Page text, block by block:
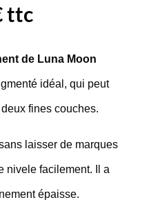
ttc
de Luna Moon
idéal, qui peut
fines couches.
laisser de marques
nivele facilement. Il a
épaisse.